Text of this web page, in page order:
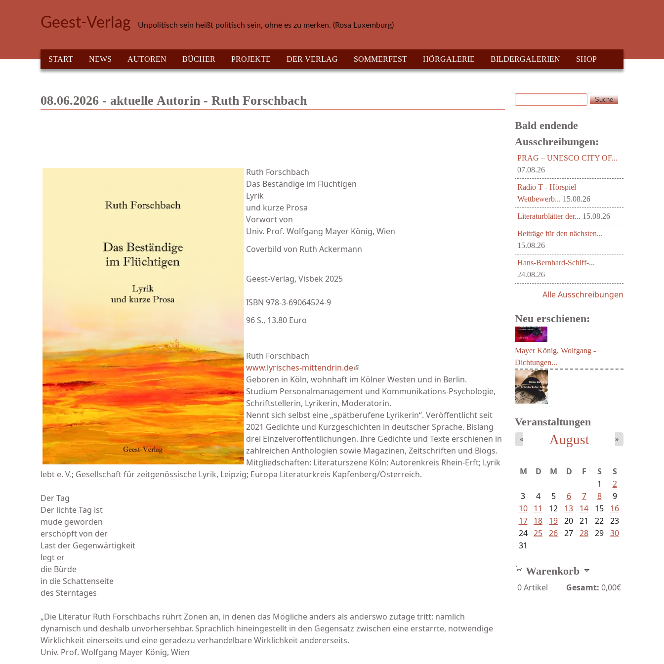
Geest-Verlag Unpolitisch sein heißt politisch sein, ohne es zu merken. (Rosa Luxemburg)
HAUPTMENÜ
START NEWS AUTOREN BÜCHER PROJEKTE DER VERLAG SOMMERFEST HÖRGALERIE BILDERGALERIEN SHOP
08.06.2026 - aktuelle Autorin - Ruth Forschbach
Ruth Forschbach
Das Beständige im Flüchtigen
Lyrik
und kurze Prosa
Vorwort von
Univ. Prof. Wolfgang Mayer König, Wien
Coverbild von Ruth Ackermann
Geest-Verlag, Visbek 2025
ISBN 978-3-69064524-9
96 S., 13.80 Euro
Ruth Forschbach
www.lyrisches-mittendrin.de(link is external)
Geboren in Köln, wohnhaft im Kölner Westen und in Berlin.
Studium Personalmanagement und Kommunikations-Psychologie,
Schriftstellerin, Lyrikerin, Moderatorin.
Nennt sich selbst eine „spätberufene Lyrikerin“. Veröffentlicht seit
2021 Gedichte und Kurzgeschichten in deutscher Sprache. Bislang
drei Einzelveröffentlichungen. Ihre Gedichte und Texte erschienen in
zahlreichen Anthologien sowie Magazinen, Zeitschriften und Blogs.
Mitgliedschaften: Literaturszene Köln; Autorenkreis Rhein-Erft; Lyrik
lebt e. V.; Gesellschaft für zeitgenössische Lyrik, Leipzig; Europa Literaturkreis Kapfenberg/Österreich.
Der Tag
Der lichte Tag ist
müde geworden
erschöpft von der
Last der Gegenwärtigkeit
legt er
die Bürde
in die Schattenseite
des Sterntages
„Die Literatur Ruth Forschbachs rührt Zonen an, in denen das Mögliche anders als anderswo zutage tritt: nämlich
dynamisch und deshalb unvorhersehbar. Sprachlich hineingestellt in den Gegensatz zwischen eine erstarrte, notwendige
Wirklichkeit einerseits und eine geradezu verhandelbare Wirklichkeit andererseits.
Univ. Prof. Wolfgang Mayer König, Wien
Suchformular
Suche
Bald endende
Ausschreibungen:
PRAG – UNESCO CITY OF...
07.08.26
Radio T - Hörspiel
Wettbewerb... 15.08.26
Literaturblätter der... 15.08.26
Beiträge für den nächsten...
15.08.26
Hans-Bernhard-Schiff-...
24.08.26
Alle Ausschreibungen
Neu erschienen:
Mayer König, Wolfgang -
Dichtungen...
Veranstaltungen
August
« »
M D M D F S
S
1
2
3
4 5 6 7 8
9
10
11 12 13 14 15
16
17
18 19 20 21 22 23
24 25 26 27 28 29 30
31
Warenkorb
0Artikel Gesamt: 0,00€